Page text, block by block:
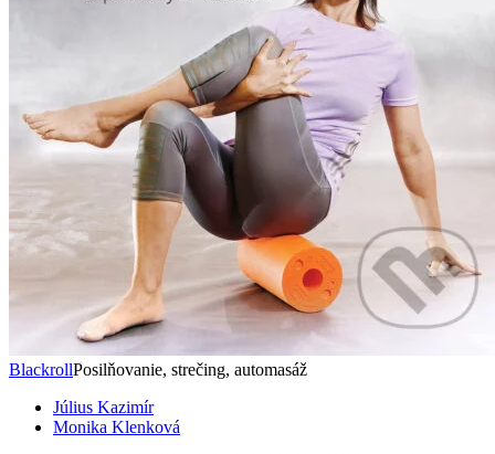
BlackrollPosilňovanie, strečing, automasáž
Július Kazimír
Monika Klenková